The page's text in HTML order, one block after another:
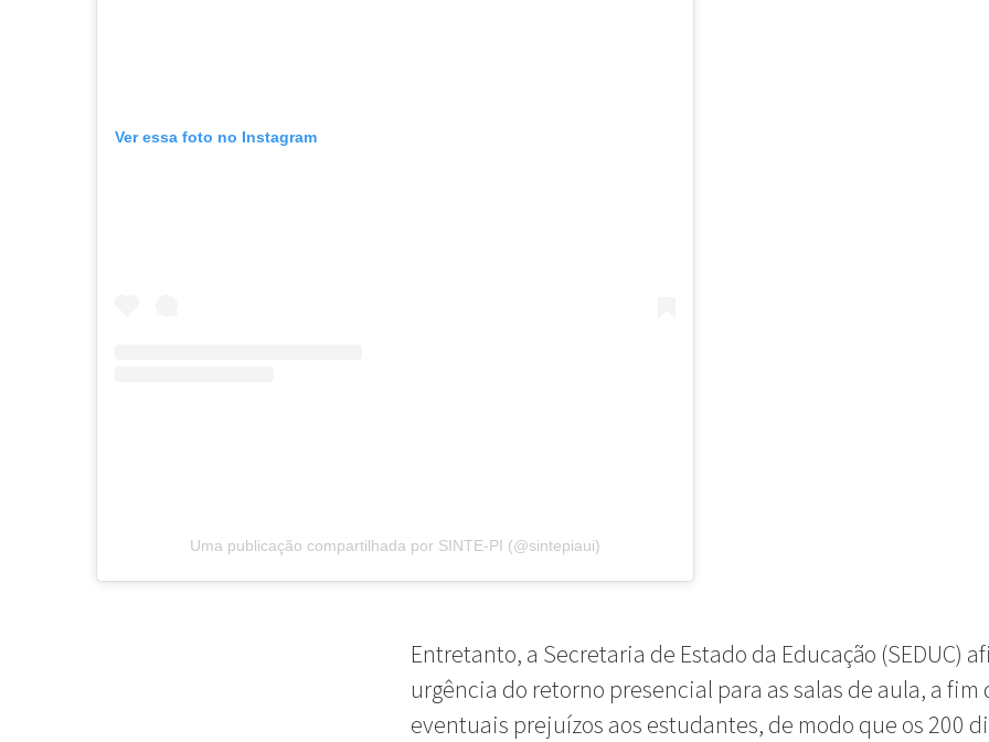
Ver essa foto no Instagram
Uma publicação compartilhada por SINTE-PI (@sintepiaui)
Entretanto, a Secretaria de Estado da Educação (SEDUC)
urgência do retorno presencial para as salas de aula, a fim
eventuais prejuízos aos estudantes, de modo que os 200